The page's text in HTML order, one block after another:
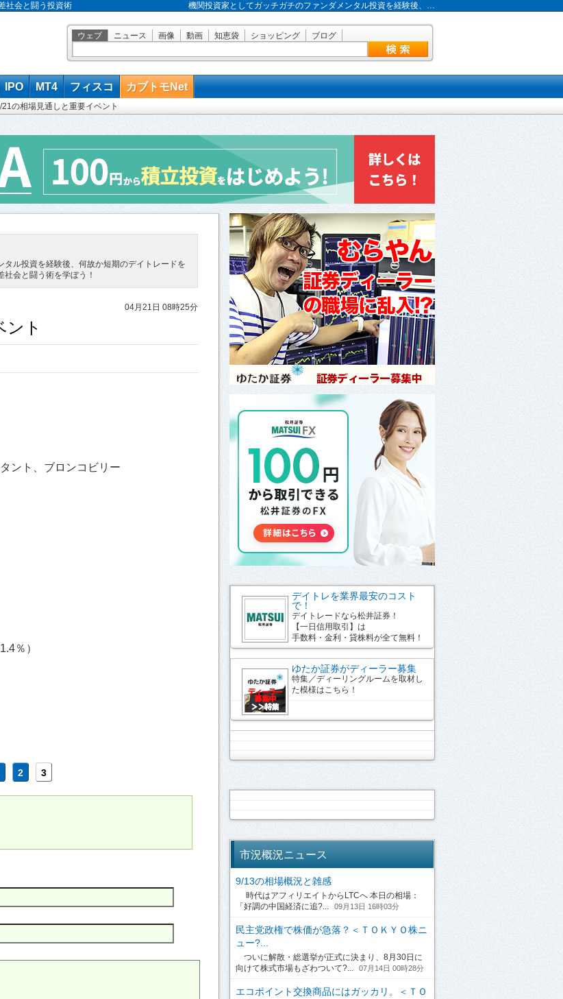
社会と闘う投資術 機関投資家としてガッチガチのファンダメンタル投資を経験後、…
ウェブ ニュース 画像 動画 知恵袋 ショッピング ブログ
IPO MT4 フィスコ カブトモNet
21の相場見通しと重要イベント
ル投資を経験後、何故か短期のデイトレードを
会と闘う術を学ぼう！
04月21日 08時25分
ント
ント、ブロンコビリー
％）
2 3
デイトレを業界最安のコスト
で！
デイトレードなら松井証券！
【一日信用取引】は
手数料・金利・貸株料が全て無料！
ゆたか証券がディーラー募集
特集／ディーリングルームを取材し
た模様はこちら！
市況概況ニュース
9/13の相場概況と雑感
時代はアフィリエイトからLTCへ 本日の相場：
「好調の中国経済に追?...
09月13日 16時03分
民主党政権で株価が急落？＜ＴＯＫＹＯ株ニ
ュー?...
ついに解散・総選挙が正式に決まり、8月30日に
向けて株式市場もざわついて?...
07月14日 00時28分
エコポイント交換商品にはガッカリ。＜ＴＯ